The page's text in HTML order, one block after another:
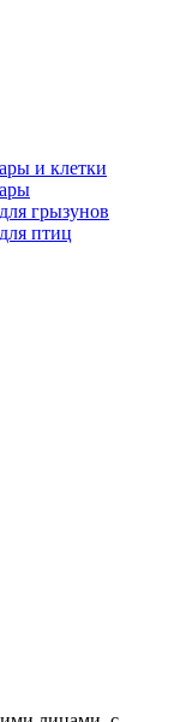
и клетки
грызунов
птиц